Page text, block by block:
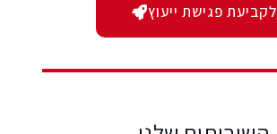
לקביעת פגישת ייעוץ